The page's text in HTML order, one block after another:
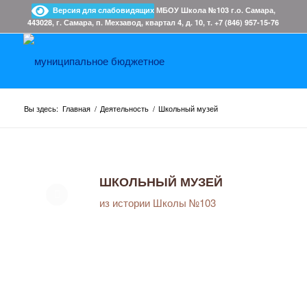
Версия для слабовидящихМБОУ Школа №103 г.о. Самара,
443028, г. Самара, п. Мехзавод, квартал 4, д. 10, т. +7 (846) 957-15-76
Вы здесь: Главная / Деятельность / Школьный музей
ШКОЛЬНЫЙ МУЗЕЙ
из истории Школы №103